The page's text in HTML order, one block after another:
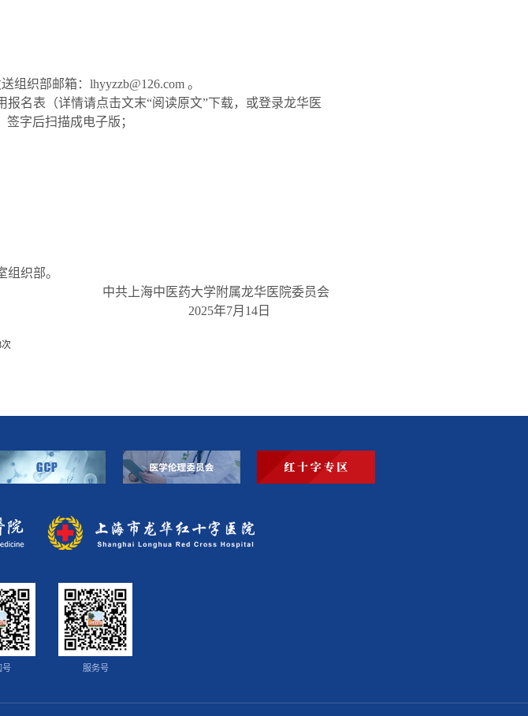
组织部邮箱： lhyyzzb@126.com 。
名表（详情请点击文末“阅读原文”下载，或登录龙华医
字后扫描成电子版；
组织部。
中共上海中医药大学附属龙华医院委员会
2025年7月 14 日
次
号 服务号